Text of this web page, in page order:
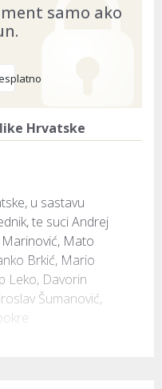
samo ako
Hrvatske
u sastavu
te suci Andrej
Mato
Brkić, Mario
Leko, Davorin
Šumanović,